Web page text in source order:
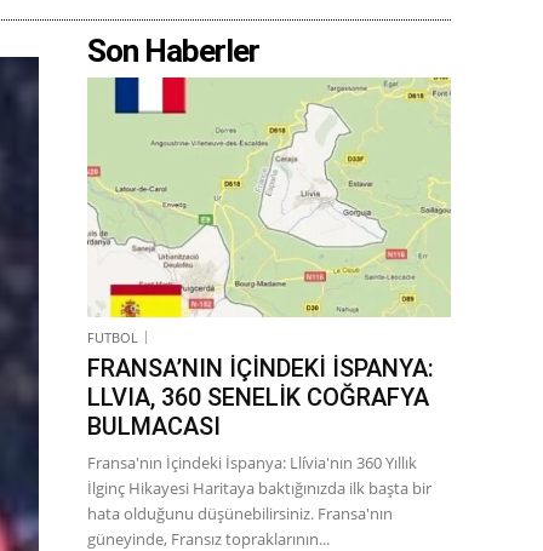
Son Haberler
FUTBOL
FRANSA’NIN İÇİNDEKİ İSPANYA:
LLVIA, 360 SENELİK COĞRAFYA
BULMACASI
Fransa'nın İçindeki İspanya: Llívia'nın 360 Yıllık
İlginç Hikayesi Haritaya baktığınızda ilk başta bir
hata olduğunu düşünebilirsiniz. Fransa'nın
güneyinde, Fransız topraklarının...